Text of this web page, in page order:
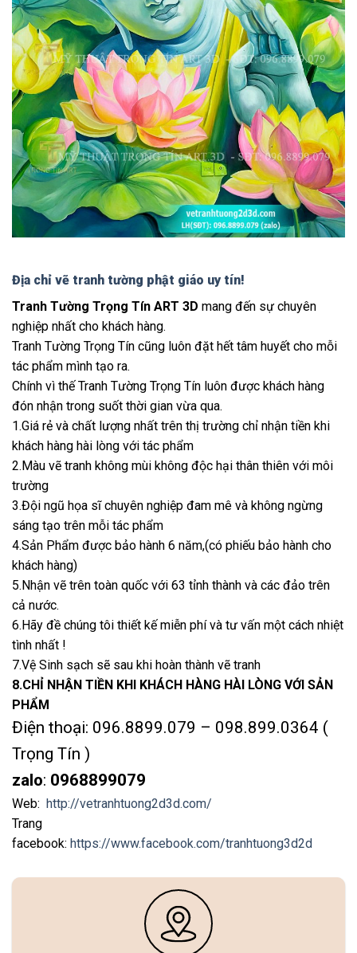
Địa chỉ vẽ tranh tường phật giáo uy tín!
Tranh Tường Trọng Tín ART 3D mang đến sự chuyên
nghiệp nhất cho khách hàng.
Tranh Tường Trọng Tín cũng luôn đặt hết tâm huyết cho mỗi
tác phẩm mình tạo ra.
Chính vì thế Tranh Tường Trọng Tín luôn được khách hàng
đón nhận trong suốt thời gian vừa qua.
1.Giá rẻ và chất lượng nhất trên thị trường chỉ nhận tiền khi
khách hàng hài lòng với tác phẩm
2.Màu vẽ tranh không mùi không độc hại thân thiên với môi
trường
3.Đội ngũ họa sĩ chuyên nghiệp đam mê và không ngừng
sáng tạo trên mỗi tác phẩm
4.Sản Phẩm được bảo hành 6 năm,(có phiếu bảo hành cho
khách hàng)
5.Nhận vẽ trên toàn quốc với 63 tỉnh thành và các đảo trên
cả nước.
6.Hãy đề chúng tôi thiết kế miễn phí và tư vấn một cách nhiệt
tình nhất !
7.Vệ Sinh sạch sẽ sau khi hoàn thành vẽ tranh
8.CHỈ NHẬN TIỀN KHI KHÁCH HÀNG HÀI LÒNG VỚI SẢN
PHẨM
Điện thoại: 096.8899.079 – 098.899.0364 (
Trọng Tín )
zalo: 0968899079
Web: http://vetranhtuong2d3d.com/
Trang
facebook: https://www.facebook.com/tranhtuong3d2d